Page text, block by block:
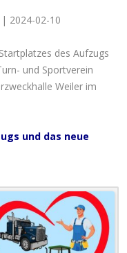
2024-02-10
des Aufzugs
und Sportverein
Weiler im
und das neue